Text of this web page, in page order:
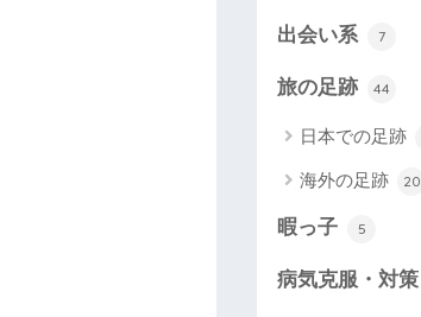
出会い系 7
旅の足跡 44
日本での足跡
海外の足跡 20
暇っ子 5
病気克服・対策